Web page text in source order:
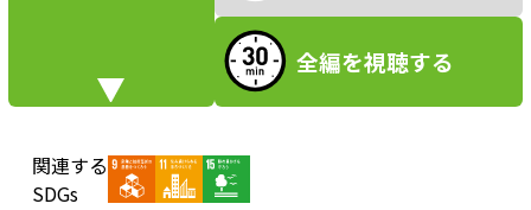
i 全編を視聴する
関連する
SDGs